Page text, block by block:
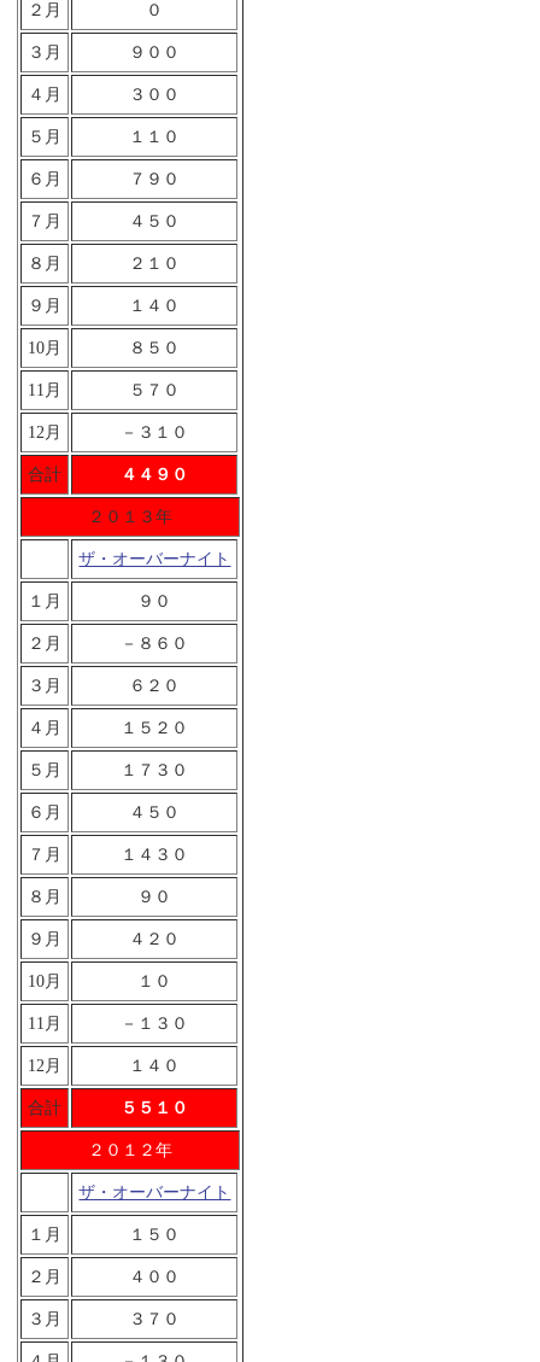
２月 ０
３月 ９００
４月 ３００
５月 １１０
６月 ７９０
７月 ４５０
８月 ２１０
９月 １４０
10月 ８５０
11月 ５７０
12月 －３１０
合計 ４４９０
２０１３年
ザ・オーバーナイト
１月 ９０
２月 －８６０
３月 ６２０
４月 １５２０
５月 １７３０
６月 ４５０
７月 １４３０
８月 ９０
９月 ４２０
10月 １０
11月 －１３０
12月 １４０
合計 ５５１０
２０１２年
ザ・オーバーナイト
１月 １５０
２月 ４００
３月 ３７０